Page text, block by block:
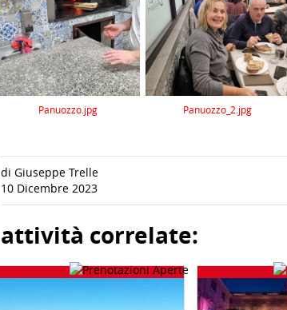
Panuozzo.jpg Panuozzo_2.jpg
di Giuseppe Trelle
10 Dicembre 2023
attività correlate: